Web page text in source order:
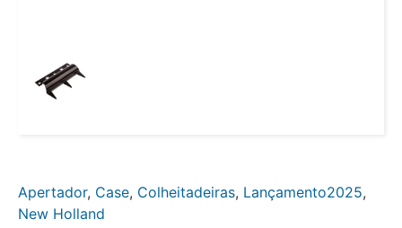
Apertador, Case, Colheitadeiras, Lançamento2025,
New Holland